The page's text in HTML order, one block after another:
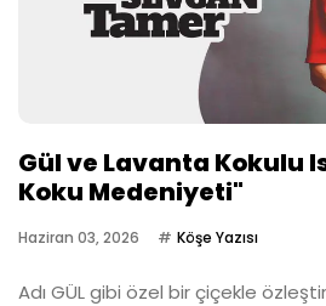
Gül ve Lavanta Kokulu
Koku Medeniyeti"
Haziran 03, 2026 Köşe Yazısı
Adı GÜL gibi özel bir çiçekle